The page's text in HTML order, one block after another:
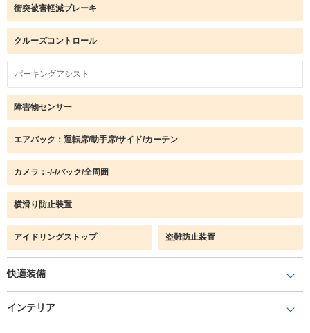
衝突被害軽減ブレーキ
クルーズコントロール
パーキングアシスト
障害物センサー
エアバック：運転席/助手席/サイド/カーテン
カメラ：-/-/バック/全周囲
横滑り防止装置
アイドリングストップ 盗難防止装置
快適装備
インテリア